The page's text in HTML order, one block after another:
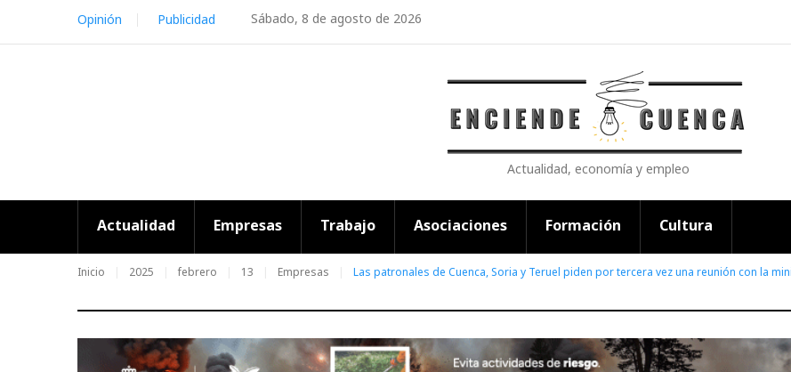
content
Sábado, 8 de agosto de 2026
Opinión Publicidad
Actualidad, economía y empleo
Actualidad Empresas Trabajo Asociaciones Formación Cultura
Inicio 2025 febrero 13 Empresas Las patronales de Cuenca, Soria y Teruel piden por tercera vez una reunión con la